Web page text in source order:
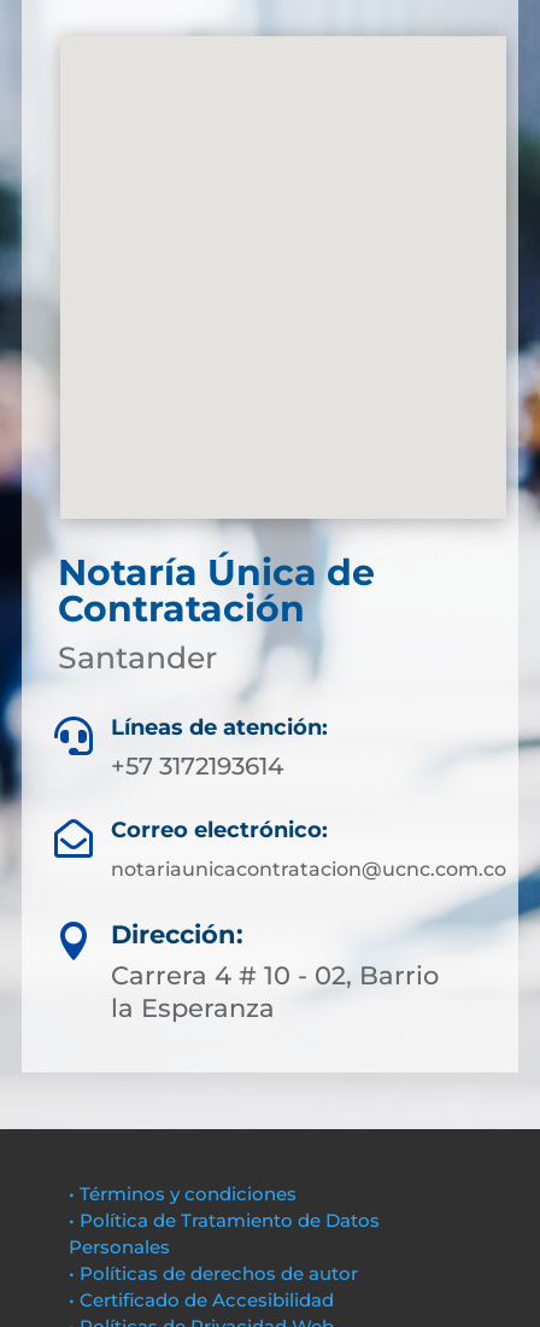
Notaría Única de
Contratación
Santander
 Líneas de atención:
+57 3172193614
 Correo electrónico:
notariaunicacontratacion@ucnc.com.co

Dirección:
Carrera 4 # 10 - 02, Barrio
la Esperanza
• Términos y condiciones
• Política de Tratamiento de Datos
Personales
• Políticas de derechos de autor
• Certificado de Accesibilidad